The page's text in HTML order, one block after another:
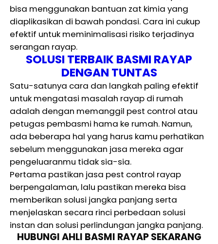
bisa menggunakan bantuan zat kimia yang
diaplikasikan di bawah pondasi. Cara ini cukup
efektif untuk meminimalisasi risiko terjadinya
serangan rayap.
SOLUSI TERBAIK BASMI RAYAP
DENGAN TUNTAS
Satu-satunya cara dan langkah paling efektif
untuk mengatasi masalah rayap di rumah
adalah dengan memanggil pest control atau
petugas pembasmi hama ke rumah. Namun,
ada beberapa hal yang harus kamu perhatikan
sebelum menggunakan jasa mereka agar
pengeluaranmu tidak sia-sia.
Pertama pastikan jasa pest control rayap
berpengalaman, lalu pastikan mereka bisa
memberikan solusi jangka panjang serta
menjelaskan secara rinci perbedaan solusi
instan dan solusi perlindungan jangka panjang.
HUBUNGI AHLI BASMI RAYAP SEKARANG